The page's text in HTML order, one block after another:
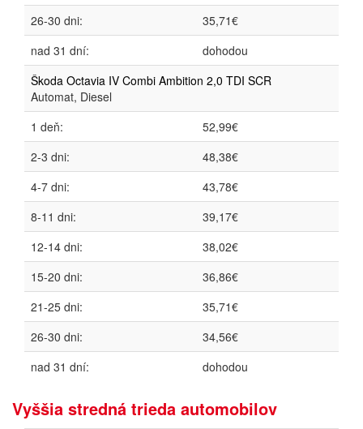
26-30 dni:
35,71€
nad 31 dní:
dohodou
Škoda Octavia IV Combi Ambition 2,0 TDI SCR
Automat, Diesel
1 deň:
52,99€
2-3 dni:
48,38€
4-7 dni:
43,78€
8-11 dni:
39,17€
12-14 dni:
38,02€
15-20 dni:
36,86€
21-25 dni:
35,71€
26-30 dni:
34,56€
nad 31 dní:
dohodou
Vyššia stredná trieda automobilov